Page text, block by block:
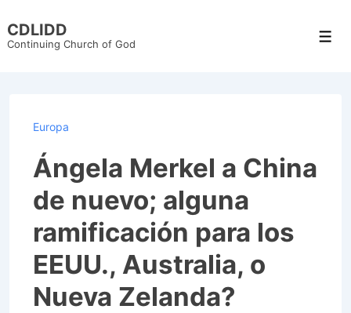
Skip
CDLIDD
Continuing Church of God
Europa
Ángela Merkel a China
de nuevo; alguna
ramificación para los
EEUU., Australia, o
Nueva Zelanda?